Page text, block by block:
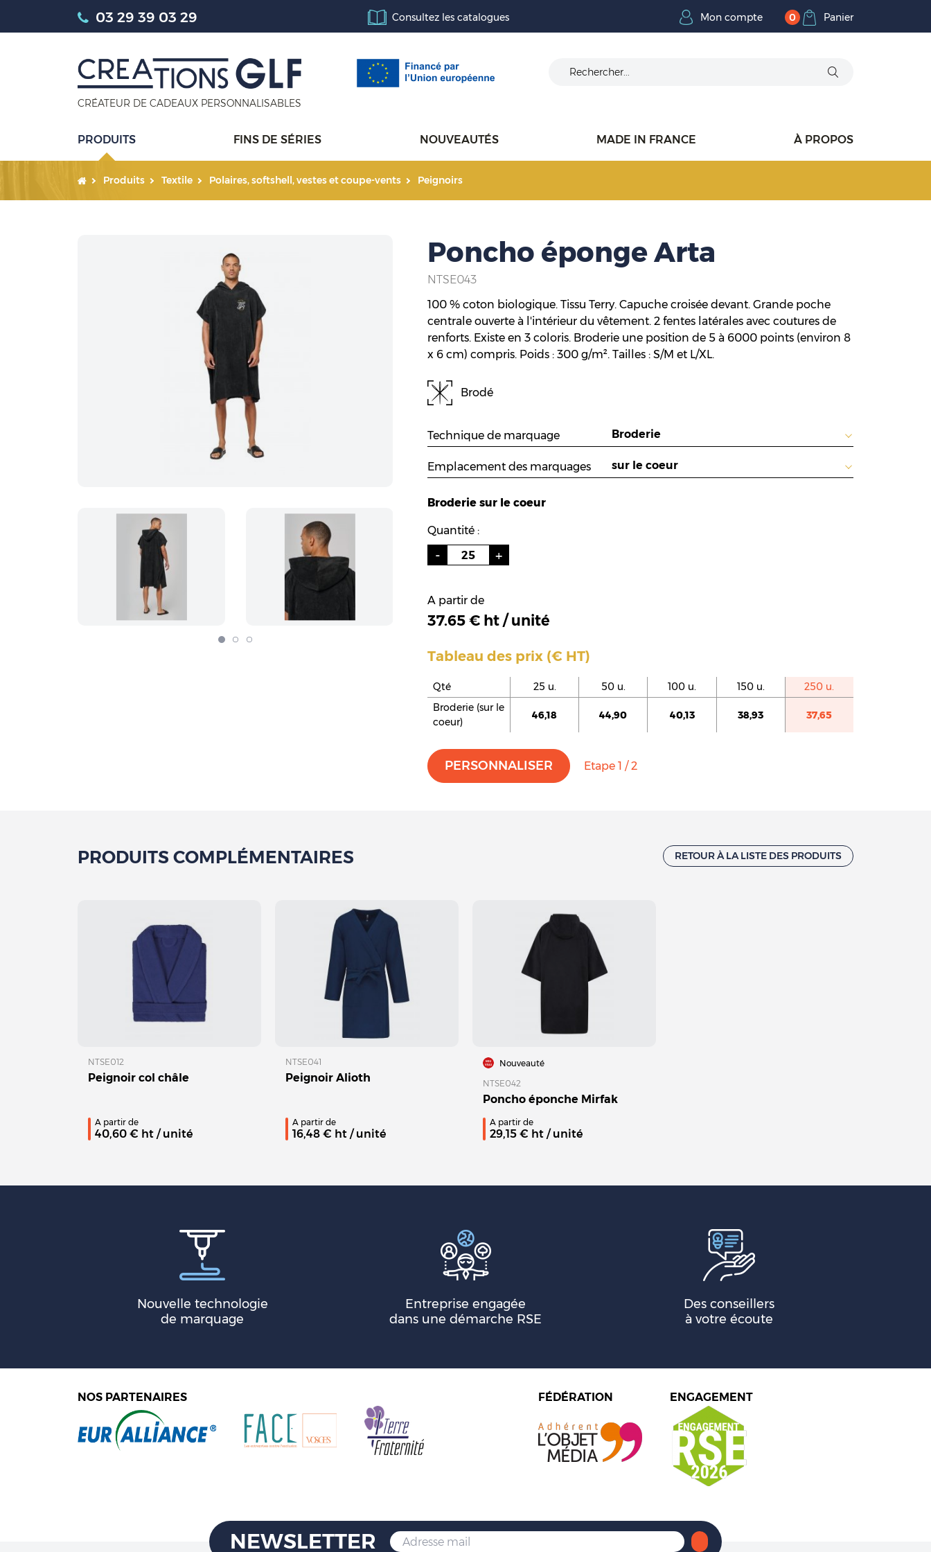
03 29 39 03 29 Consultez les catalogues Mon compte 0 Panier
CRÉATEUR DE CADEAUX PERSONNALISABLES
PRODUITS FINS DE SÉRIES NOUVEAUTÉS MADE IN FRANCE À PROPOS
Produits Textile Polaires, softshell, vestes et coupe-vents Peignoirs
Poncho éponge Arta
NTSE043
100 % coton biologique. Tissu Terry. Capuche croisée devant. Grande poche
centrale ouverte à l'intérieur du vêtement. 2 fentes latérales avec coutures de
renforts. Existe en 3 coloris. Broderie une position de 5 à 6000 points (environ 8
x 6 cm) compris. Poids : 300 g/m². Tailles : S/M et L/XL.
Brodé
Technique de marquage
Emplacement des marquages
Broderie sur le coeur
Quantité :
A partir de
37.65 € ht / unité
Tableau des prix (€ HT)
Qté 25 u. 50 u. 100 u. 150 u.
250 u.
Broderie (sur le
coeur)
46,18 44,90 40,13 38,93 37,65
PERSONNALISER Etape 1 / 2
RETOUR À LA LISTE DES PRODUITS
PRODUITS COMPLÉMENTAIRES
NTSE012
Peignoir col châle
A partir de
40,60 € ht / unité
NTSE041
Peignoir Alioth
A partir de
16,48 € ht / unité
Nouveauté
NTSE042
Poncho éponche Mirfak
A partir de
29,15 € ht / unité
Nouvelle technologie
de marquage
Entreprise engagée
dans une démarche RSE
Des conseillers
à votre écoute
NOS PARTENAIRES FÉDÉRATION ENGAGEMENT
NEWSLETTER